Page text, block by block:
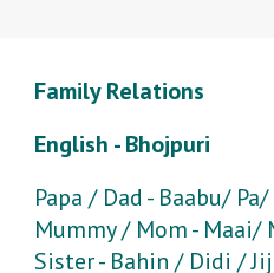
Family Relations
English - Bhojpuri
Papa / Dad - Baabu/
Mummy / Mom - Maai/
Sister - Bahin / Didi /